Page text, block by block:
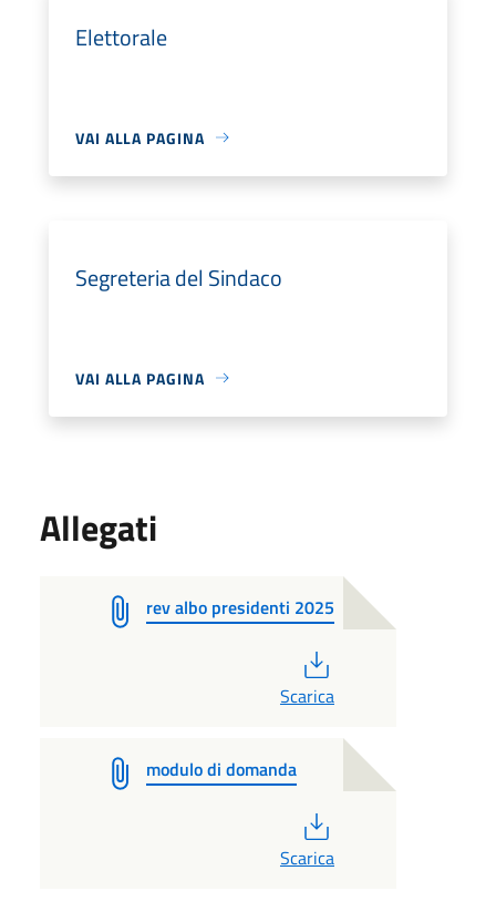
Elettorale
VAI ALLA PAGINA
Segreteria del Sindaco
VAI ALLA PAGINA
Allegati
rev albo presidenti 2025
Scarica
modulo di domanda
Scarica